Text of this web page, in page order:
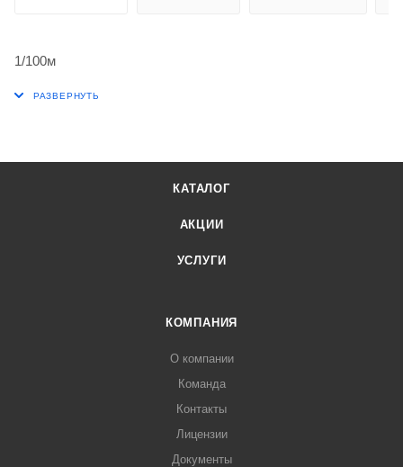
1/100м
КАТАЛОГ
АКЦИИ
УСЛУГИ
КОМПАНИЯ
О компании
Команда
Контакты
Лицензии
Документы